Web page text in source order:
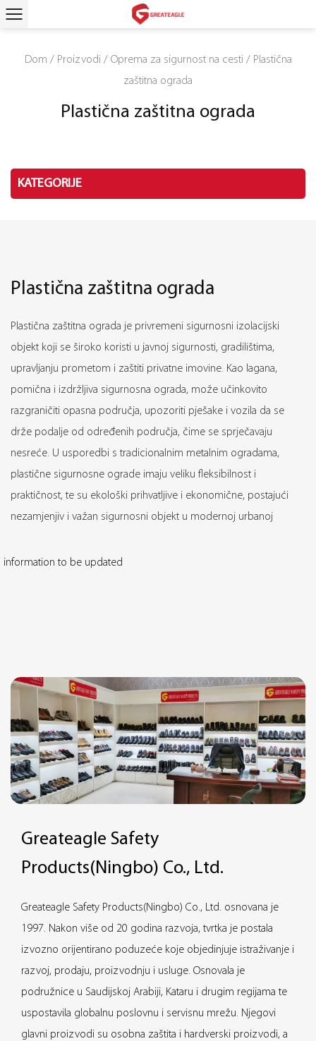
Dom / Proizvodi / Oprema za sigurnost na cesti / Plastična
zaštitna ograda
Plastična zaštitna ograda
KATEGORIJE
Plastična zaštitna ograda
Plastična zaštitna ograda je privremeni sigurnosni izolacijski
objekt koji se široko koristi u javnoj sigurnosti, gradilištima,
upravljanju prometom i zaštiti privatne imovine. Kao lagana,
pomična i izdržljiva sigurnosna ograda, može učinkovito
razgraničiti opasna područja, upozoriti pješake i vozila da se
drže podalje od određenih područja, čime se sprječavaju
nesreće. U usporedbi s tradicionalnim metalnim ogradama,
plastične sigurnosne ograde imaju veliku fleksibilnost i
praktičnost, te su ekološki prihvatljive i ekonomične, postajući
nezamjenjiv i važan sigurnosni objekt u modernoj urbanoj
Kroz godine istraživanja, razvoja i inovacija, u kombinaciji s
aktivnosti ili privremenoj ogradi, zaštiti mjesta nesreće i drugim
prilikama, plastična sigurnosna ograda Greateagle Safety može
pružiti visokokvalitetnu zaštitu.
information to be updated
Greateagle Safety
Products(Ningbo) Co., Ltd.
Greateagle Safety Products(Ningbo) Co., Ltd. osnovana je
1997. Nakon više od 20 godina razvoja, tvrtka je postala
izvozno orijentirano poduzeće koje objedinjuje istraživanje i
razvoj, prodaju, proizvodnju i usluge. Osnovala je
podružnice u Saudijskoj Arabiji, Kataru i drugim regijama te
uspostavila globalnu poslovnu i servisnu mrežu. Njegovi
glavni proizvodi su osobna zaštita i hardverski proizvodi, a